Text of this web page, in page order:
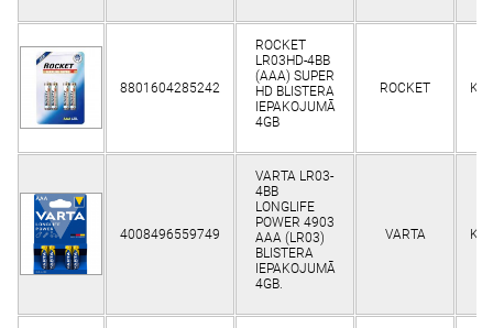
8801604285242
ROCKET
LR03HD-4BB
(AAA) SUPER
HD BLISTERA
IEPAKOJUMĀ
4GB
ROCKET
4008496559749
VARTA LR03-
4BB
LONGLIFE
POWER 4903
AAA (LR03)
BLISTERA
IEPAKOJUMĀ
4GB.
VARTA